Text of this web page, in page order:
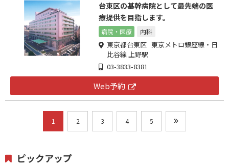
台東区の基幹病院として最先端の医
療提供を目指します。
病院・医療 内科
東京都台東区 東京メトロ銀座線・日
比谷線 上野駅
03-3833-8381
Web予約
1 2 3 4 5
ピックアップ